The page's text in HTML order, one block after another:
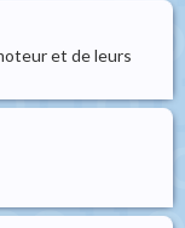
et de leurs